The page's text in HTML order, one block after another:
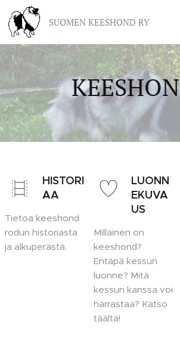
SUOMEN KEESHOND RY
HISTORI
AA
Tietoa keeshond
rodun historiasta
ja alkuperästä.
LUONN
EKUVA
US
Millainen on
keeshond?
Entäpä kessun
luonne? Mitä
kessun kanssa voi
harrastaa? Katso
täältä!